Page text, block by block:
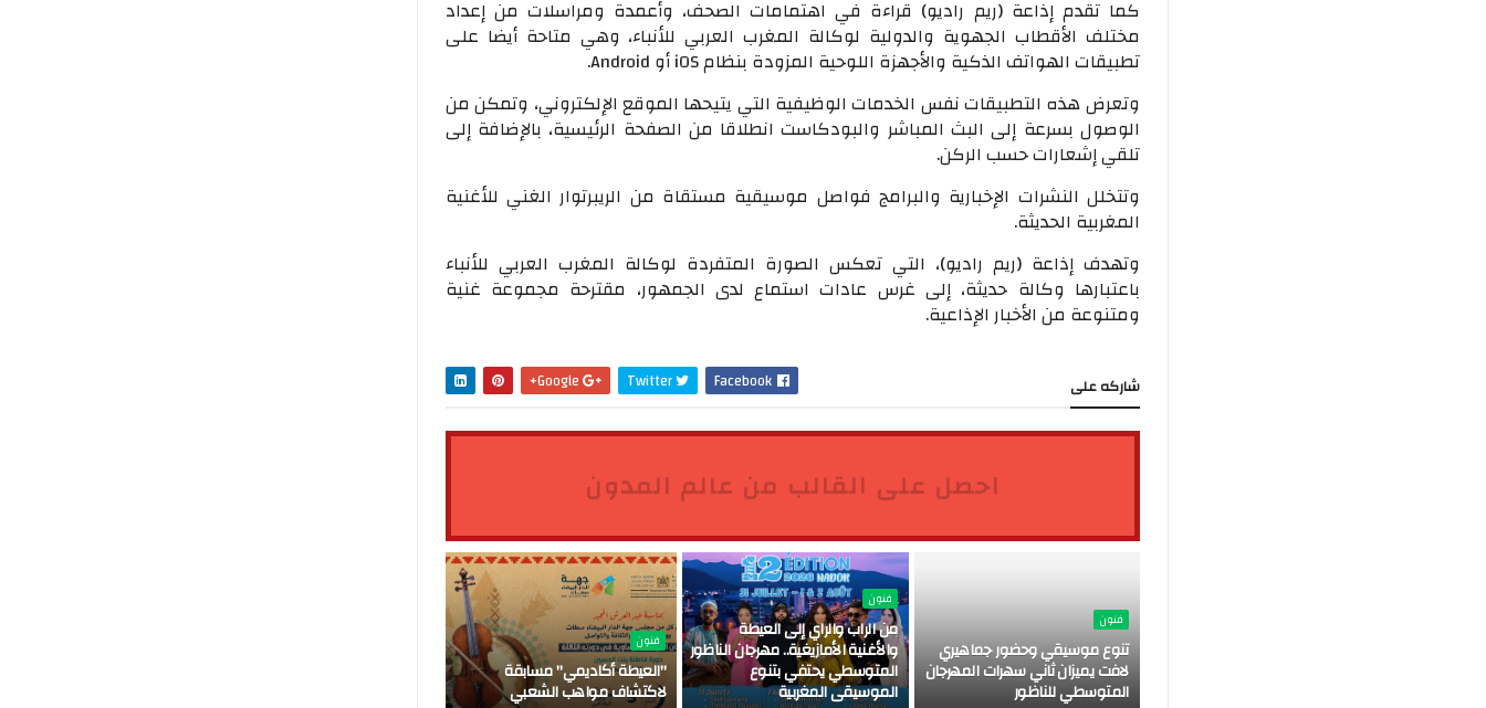
كما تقدم إذاعة (ريم راديو) قراءة في اهتمامات الصحف، وأعمدة ومراسلات من إعداد
مختلف الأقطاب الجهوية والدولية لوكالة المغرب العربي للأنباء، وهي متاحة أيضا على
تطبيقات الهواتف الذكية والأجهزة اللوحية المزودة بنظام iOS أو Android.
وتعرض هذه التطبيقات نفس الخدمات الوظيفية التي يتيحها الموقع الإلكتروني، وتمكن من
الوصول بسرعة إلى البث المباشر والبودكاست انطلاقا من الصفحة الرئيسية، بالإضافة إلى
تلقي إشعارات حسب الركن.
وتتخلل النشرات الإخبارية والبرامج فواصل موسيقية مستقاة من الريبرتوار الغني للأغنية
المغربية الحديثة.
وتهدف إذاعة (ريم راديو)، التي تعكس الصورة المتفردة لوكالة المغرب العربي للأنباء
باعتبارها وكالة حديثة، إلى غرس عادات استماع لدى الجمهور، مقترحة مجموعة غنية
ومتنوعة من الأخبار الإذاعية.
شاركه على Facebook
Twitter
احصل على القالب من عالم المدون
فنون
تنوع موسيقي وحضور جماهيري
لافت يميزان ثاني سهرات المهرجان
المتوسطي للناظور
فنون
من الراب والراي إلى العيطة
والأغنية الأمازيغية.. مهرجان الناظور
المتوسطي يحتفي بتنوع
الموسيقى المغربية
فنون
"العيطة أكاديمي" مسابقة
لاكتشاف مواهب الشعبي